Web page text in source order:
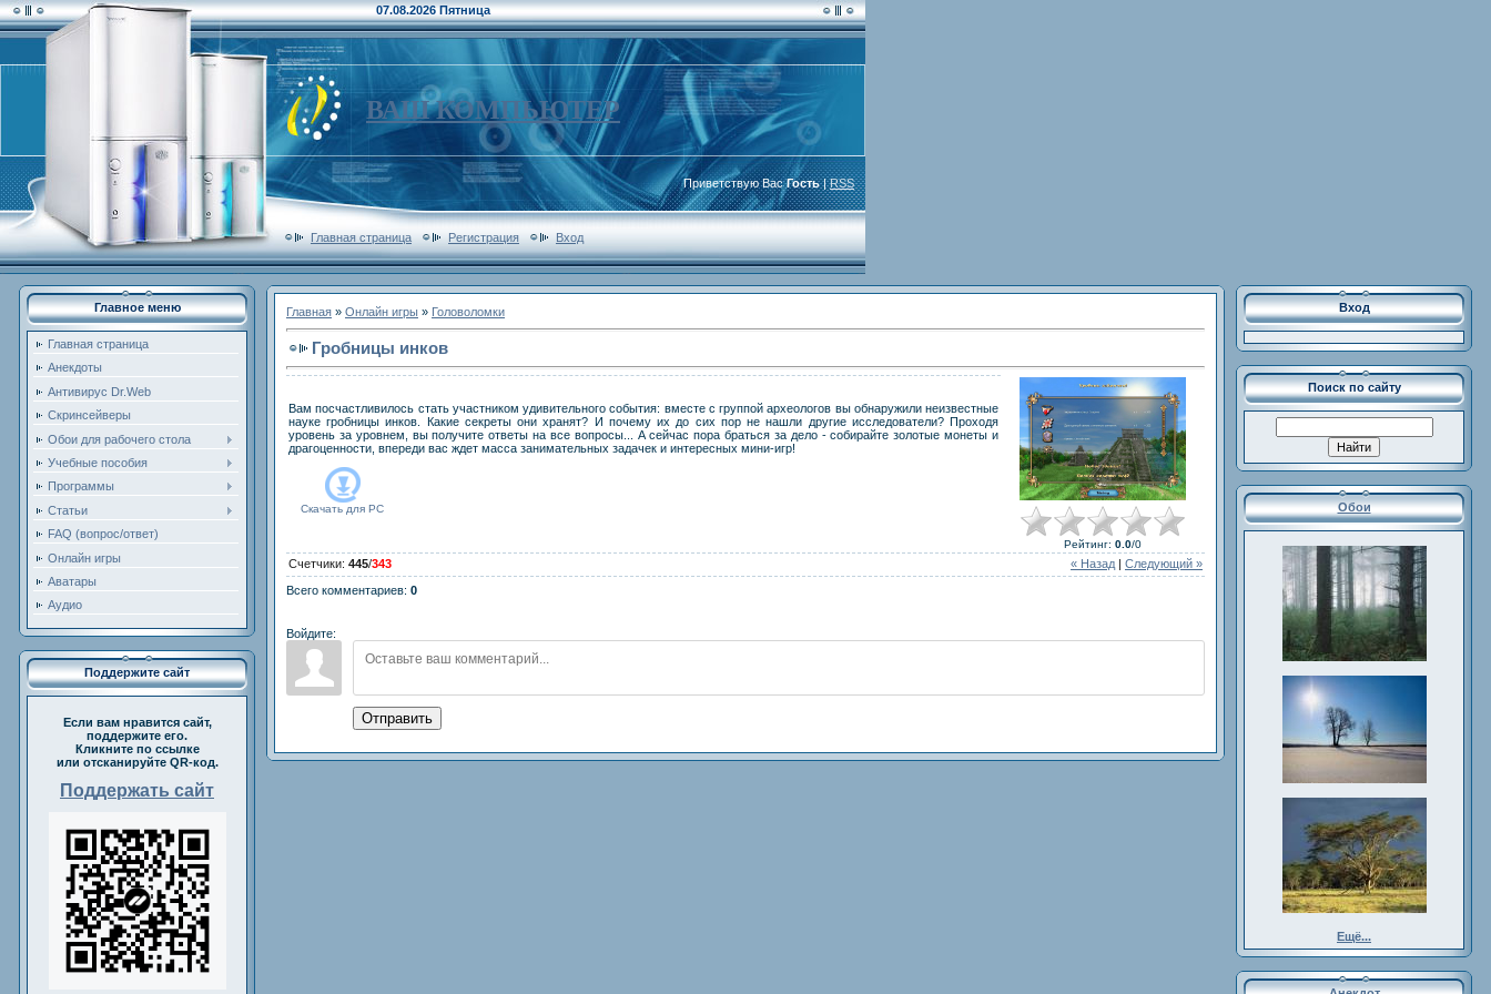
07.08.2026 Пятница
ВАШ КОМПЬЮТЕР
Приветствую ВасГость|RSS
Главная страница Регистрация Вход
Главное меню
Главная страница
Анекдоты
Антивирус Dr.Web
Скринсейверы
Обои для рабочего стола
Учебные пособия
Программы
Статьи
FAQ (вопрос/ответ)
Онлайн игры
Аватары
Аудио
Поддержите сайт
Если вам нравится сайт,
поддержите его.
Кликните по ссылке
или отсканируйте QR-код.
Поддержать сайт
Главная » Онлайн игры » Головоломки
Гробницы инков
Вам посчастливилось стать участником удивительного события: вместе с группой археологов вы обнаружили неизвестные
науке гробницы инков. Какие секреты они хранят? И почему их до сих пор не нашли другие исследователи? Проходя
уровень за уровнем, вы получите ответы на все вопросы... А сейчас пора браться за дело - собирайте золотые монеты и
драгоценности, впереди вас ждет масса занимательных задачек и интересных мини-игр!
Скачать для PC
Рейтинг: 0.0/0
« Назад Следующий »
Счетчики: 445/343
Всего комментариев: 0
Войдите:
Отправить
Вход
Поиск по сайту
Обои
Ещё...